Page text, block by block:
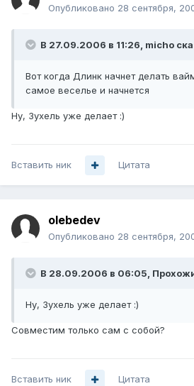
Опубликовано 28 сентября,
В 27.09.2006 в 11:26, micho
Вот когда Длинк начнет делать
самое веселье и начнется
Ну, Зухель уже делает :)
Вставить ник Цитата
olebedev
Опубликовано 28 сентября,
В 28.09.2006 в 06:05,
Ну, Зухель уже делает :)
Совместим только сам с собой?
Вставить ник Цитата